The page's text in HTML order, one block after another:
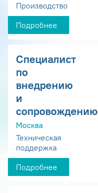
Производство
Подробнее
Специалист
по
внедрению
и
сопровождению
Москва
Техническая
поддержка
Подробнее